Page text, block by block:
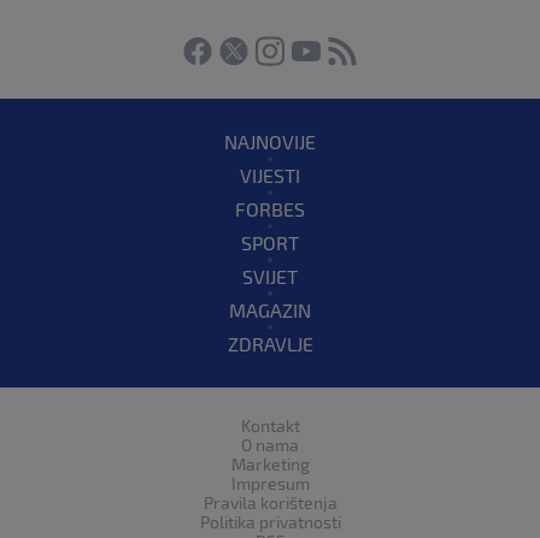
NAJNOVIJE
VIJESTI
FORBES
SPORT
SVIJET
MAGAZIN
ZDRAVLJE
Kontakt
O nama
Marketing
Impresum
Pravila korištenja
Politika privatnosti